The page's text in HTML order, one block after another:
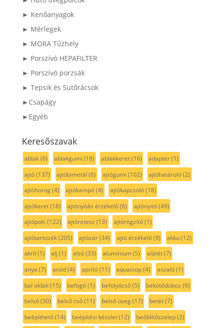
► Kenőanyagok
► Mérlegek
► MORA Tűzhely
► Porszívó HEPAFILTER
► Porszívó porzsák
► Tepsik és Sütőrácsok
►Csapágy
►Egyéb
Keresőszavak
ablak(6) ablakgumi (18) ablakkeret(16) adapter(1)
ajtó(137) ajtóbimetál (6) ajtógumi (102) ajtóhatároló(2)
ajtóhorog(4) ajtókampó(4) ajtókapcsoló(18)
ajtókeret(18) ajtónyitás érzékelő(6) ajtónyitó(49)
ajtópolc(122) ajtóretesz (13) ajtórögzítő(1)
ajtótartozék(205) ajtózár(34) ajtó érzékelő(9) akku(12)
akril (1) alj (1) alsó(33) aluminium(5) alátét(7)
anya (7) anód(4) aprító(11) aquastop(4) aszaló(1)
bal oldali (15) befogó(1) befolyócső(5) bekötődoboz (9)
belső(30) belső cső(11) belső üveg(17) betét(7)
beépíthető(14) beépítési készlet(12) beőblítőszelep(2)